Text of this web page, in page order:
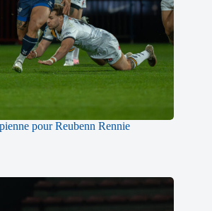
pour Reubenn Rennie